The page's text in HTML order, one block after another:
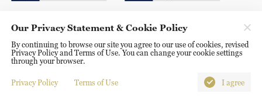
京ICP备20000184号
京公网安备 11010502050052号
Disinformation report hotline: 010-85061466
Our Privacy Statement & Cookie Policy
By continuing to browse our site you agree to our use of cookies, revised
Privacy Policy and Terms of Use. You can change your cookie settings
through your browser.
Privacy Policy Terms of Use I agree